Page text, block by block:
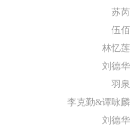
苏芮
伍佰
林忆莲
刘德华
羽泉
李克勤&谭咏麟
刘德华